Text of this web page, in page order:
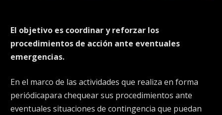
El objetivo es coordinar y reforzar los
procedimientos de acción ante eventuales
emergencias.
En el marco de las actividades que realiza en forma
periódicapara chequear sus procedimientos ante
eventuales situaciones de contingencia que puedan